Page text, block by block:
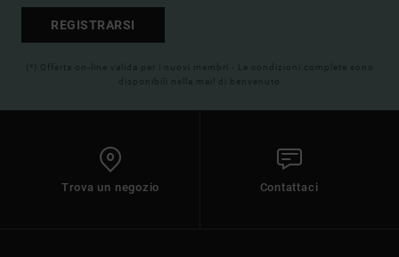
REGISTRARSI
(*) Offerta on-line valida per i nuovi membri - Le condizioni complete sono
disponibili nella mail di benvenuto
Trova un negozio Contattaci